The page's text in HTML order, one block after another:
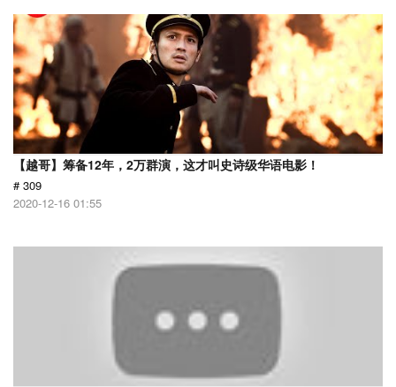
【越哥】筹备12年，2万群演，这才叫史诗级华语电影！
# 309
2020-12-16 01:55